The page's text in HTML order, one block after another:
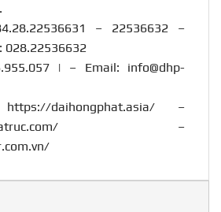
– 22536632 –
028.22536632
| – Email: info@dhp-
https://daihongphat.asia/ –
–